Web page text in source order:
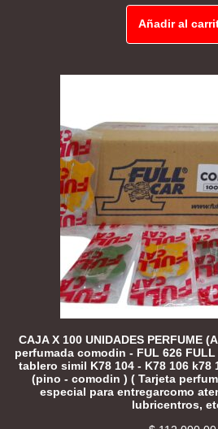
Añadir al
CAJA X 100 UNIDADES PERFUME
perfumada comodin - FUL 626
tablero simil K78 104 - K78 106 k78
(pino - comodin ) ( Tarjeta
especial para entregarcomo
lubricentros,